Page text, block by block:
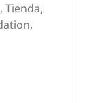
Tienda,